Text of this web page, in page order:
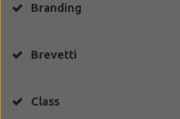
Branding
Brevetti
Class